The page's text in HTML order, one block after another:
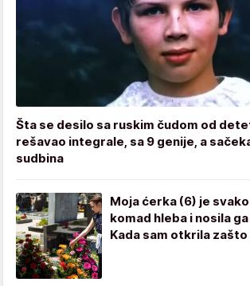
Šta se desilo sa ruskim čudom od
rešavao integrale, sa 9 genije, a
sudbina
Moja ćerka (6) je
komad hleba i nosila
Kada sam otkrila zašto